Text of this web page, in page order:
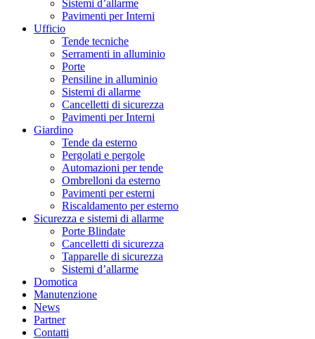
Sistemi d’allarme
Pavimenti per Interni
Ufficio
Tende tecniche
Serramenti in alluminio
Porte
Pensiline in alluminio
Sistemi di allarme
Cancelletti di sicurezza
Pavimenti per Interni
Giardino
Tende da esterno
Pergolati e pergole
Automazioni per tende
Ombrelloni da esterno
Pavimenti per esterni
Riscaldamento per esterno
Sicurezza e sistemi di allarme
Porte Blindate
Cancelletti di sicurezza
Tapparelle di sicurezza
Sistemi d’allarme
Domotica
Manutenzione
News
Partner
Contatti